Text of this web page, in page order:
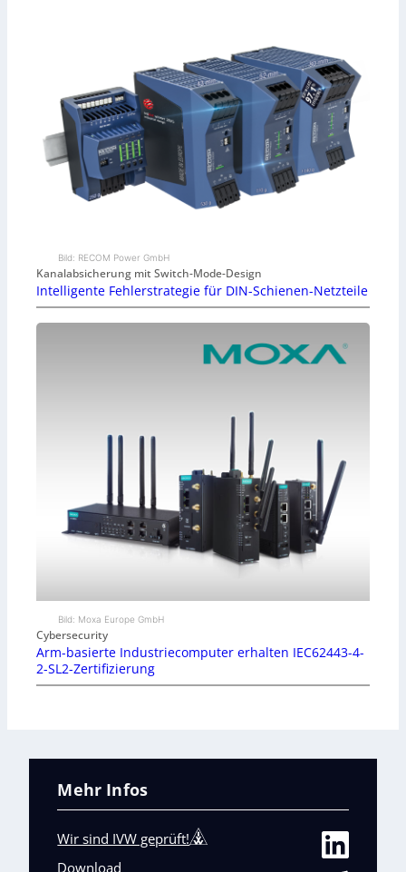
Bild: RECOM Power GmbH
Kanalabsicherung mit Switch-Mode-Design
Intelligente Fehlerstrategie für DIN-Schienen-Netzteile
Bild: Moxa Europe GmbH
Cybersecurity
Arm-basierte Industriecomputer erhalten IEC62443-4-
2-SL2-Zertifizierung
Mehr Infos
Wir sind IVW geprüft!
Download